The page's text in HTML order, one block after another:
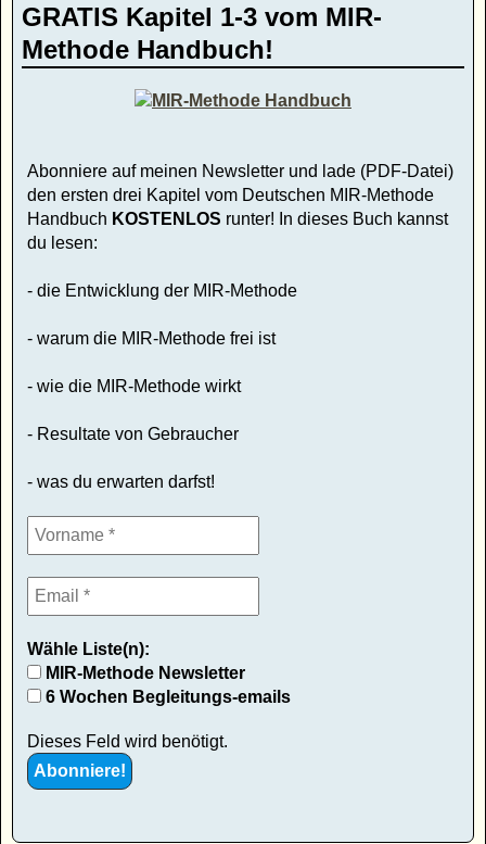
GRATIS Kapitel 1-3 vom MIR-
Methode Handbuch!
Abonniere auf meinen Newsletter und lade (PDF-Datei)
den ersten drei Kapitel vom Deutschen MIR-Methode
Handbuch KOSTENLOS runter! In dieses Buch kannst
du lesen:
- die Entwicklung der MIR-Methode
- warum die MIR-Methode frei ist
- wie die MIR-Methode wirkt
- Resultate von Gebraucher
- was du erwarten darfst!
Wähle Liste(n):
MIR-Methode Newsletter
6 Wochen Begleitungs-emails
Dieses Feld wird benötigt.